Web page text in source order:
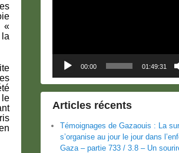
«
le
00:00 01:49:31
Articles récents
Témoignages de Gazaouis : La
s’organise au jour le jour dans
Gaza – partie 733 / 3.8 – Un